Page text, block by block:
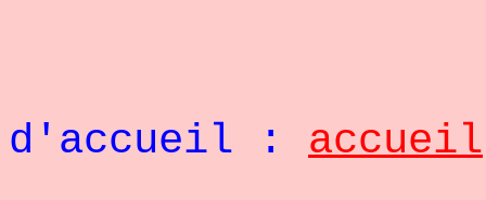
d'accueil : accueil